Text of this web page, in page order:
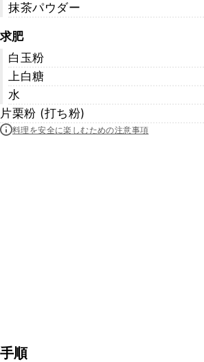
抹茶パウダー
求肥
白玉粉
上白糖
水
片栗粉 (打ち粉)
料理を安全に楽しむための注意事項
手順